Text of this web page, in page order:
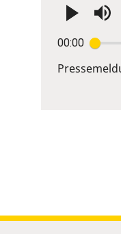
00:00
Enter
or